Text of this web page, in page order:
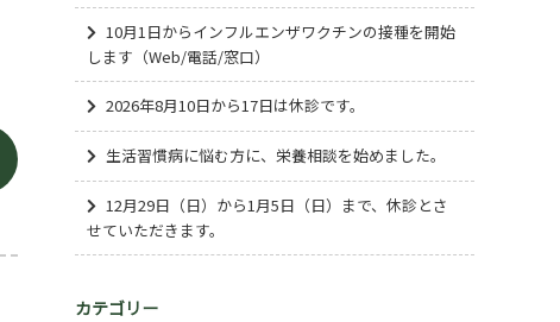
10月1日からインフルエンザワクチンの接種を開始
します（Web/電話/窓口）
2026年8月10日から17日は休診です。
生活習慣病に悩む方に、栄養相談を始めました。
12月29日（日）から1月5日（日）まで、休診とさ
せていただきます。
カテゴリー